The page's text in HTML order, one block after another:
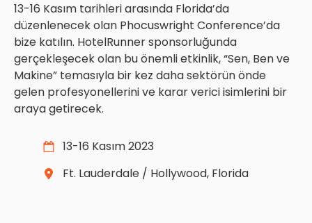
13-16 Kasım tarihleri arasında Florida’da
düzenlenecek olan Phocuswright Conference’da
bize katılın. HotelRunner sponsorluğunda
gerçekleşecek olan bu önemli etkinlik, “Sen, Ben ve
Makine” temasıyla bir kez daha sektörün önde
gelen profesyonellerini ve karar verici isimlerini bir
araya getirecek.
13-16 Kasım 2023
Ft. Lauderdale / Hollywood, Florida